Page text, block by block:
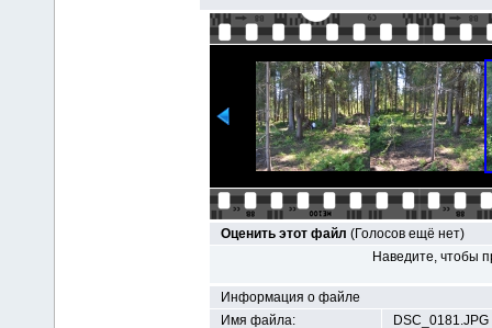
Оценить этот файл (Голосов ещё нет)
Наведите, чтобы
Информация о файле
Имя файла:
DSC_0181.JPG